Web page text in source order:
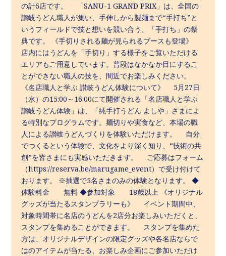
の計6店です。 「SANU-1 GRAND PRIX」は、全国の
讃岐うどん職人が集い、手伸しから製麺まで“手打ち”と
いうフィールドで技と想いを競い合う、「手打ち」の祭
典です。 《手切りされる麺が見られるブースも登場》
店内にはうどんを「手切り」する様子をご覧いただける
エリアもご用意しています。普段はなかなか目にするこ
とができない職人の技を、間近でお楽しみください。
《名店職人と学ぶ 讃岐うどん体験について》 5月27日
（水）の15:00～16:00にて開催される「名店職人と学ぶ
讃岐うどん体験」は、「純手打うどん よしや」さまによ
る特別なプログラムです。麺切りや実食など、本場の職
人による讃岐うどんづくりを体験いただけます。 自分
でつくるという体験で、文化をより深く知り、“技術の共
創”を皆さまにも実感いただきます。 ご応募はフォーム
（https://reserva.be/marugame_event）で受け付けて
おります。 ※抽選で5名さまのみの体験となります。 ◆
体験料金 無料 ◆参加対象 18歳以上 《オリジナル
グッズが当たるスタンプラリーも》 イベント期間中、
対象時間帯に名店のうどんを2店分お楽しみいただくと、
スタンプを集めることができます。 スタンプを集めた
方は、オリジナルデザインの限定グッズや各名店ならで
はのアイテムが当たる、お楽しみ企画にご参加いただけ